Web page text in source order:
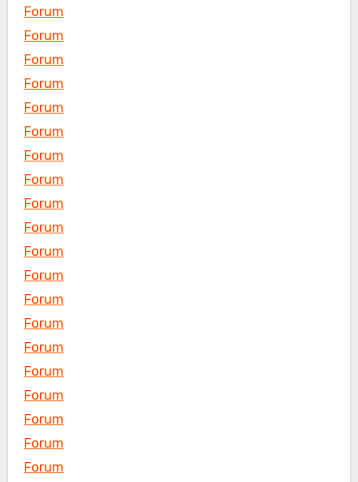
Forum
Forum
Forum
Forum
Forum
Forum
Forum
Forum
Forum
Forum
Forum
Forum
Forum
Forum
Forum
Forum
Forum
Forum
Forum
Forum